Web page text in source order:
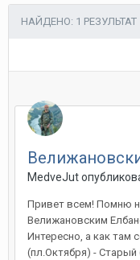
НАЙДЕНО: 1 РЕЗУЛЬТАТ
MedveJut
Привет всем! Помню
Велижановским
Интересно, а как там
(пл.Октября) -